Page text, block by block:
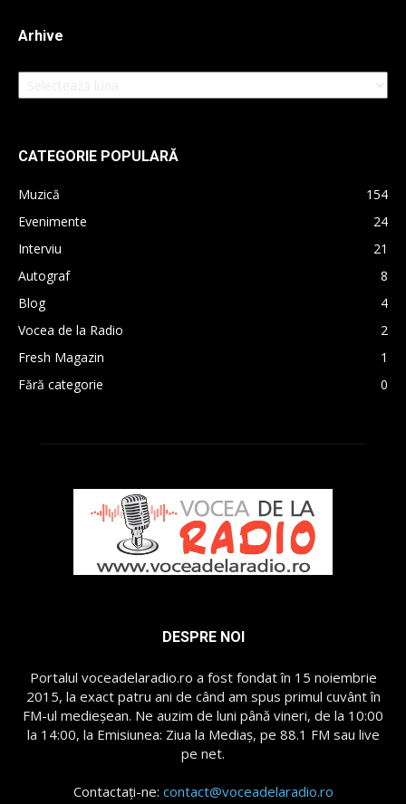
Arhive
Arhive
CATEGORIE POPULARĂ
Muzică
154
Evenimente
24
Interviu
21
Autograf
8
Blog
4
Vocea de la Radio
2
Fresh Magazin
1
Fără categorie
0
DESPRE NOI
Portalul voceadelaradio.ro a fost fondat în 15 noiembrie
2015, la exact patru ani de când am spus primul cuvânt în
FM-ul medieșean. Ne auzim de luni până vineri, de la 10:00
la 14:00, la Emisiunea: Ziua la Mediaș, pe 88.1 FM sau live
pe net.
Contactați-ne: contact@voceadelaradio.ro